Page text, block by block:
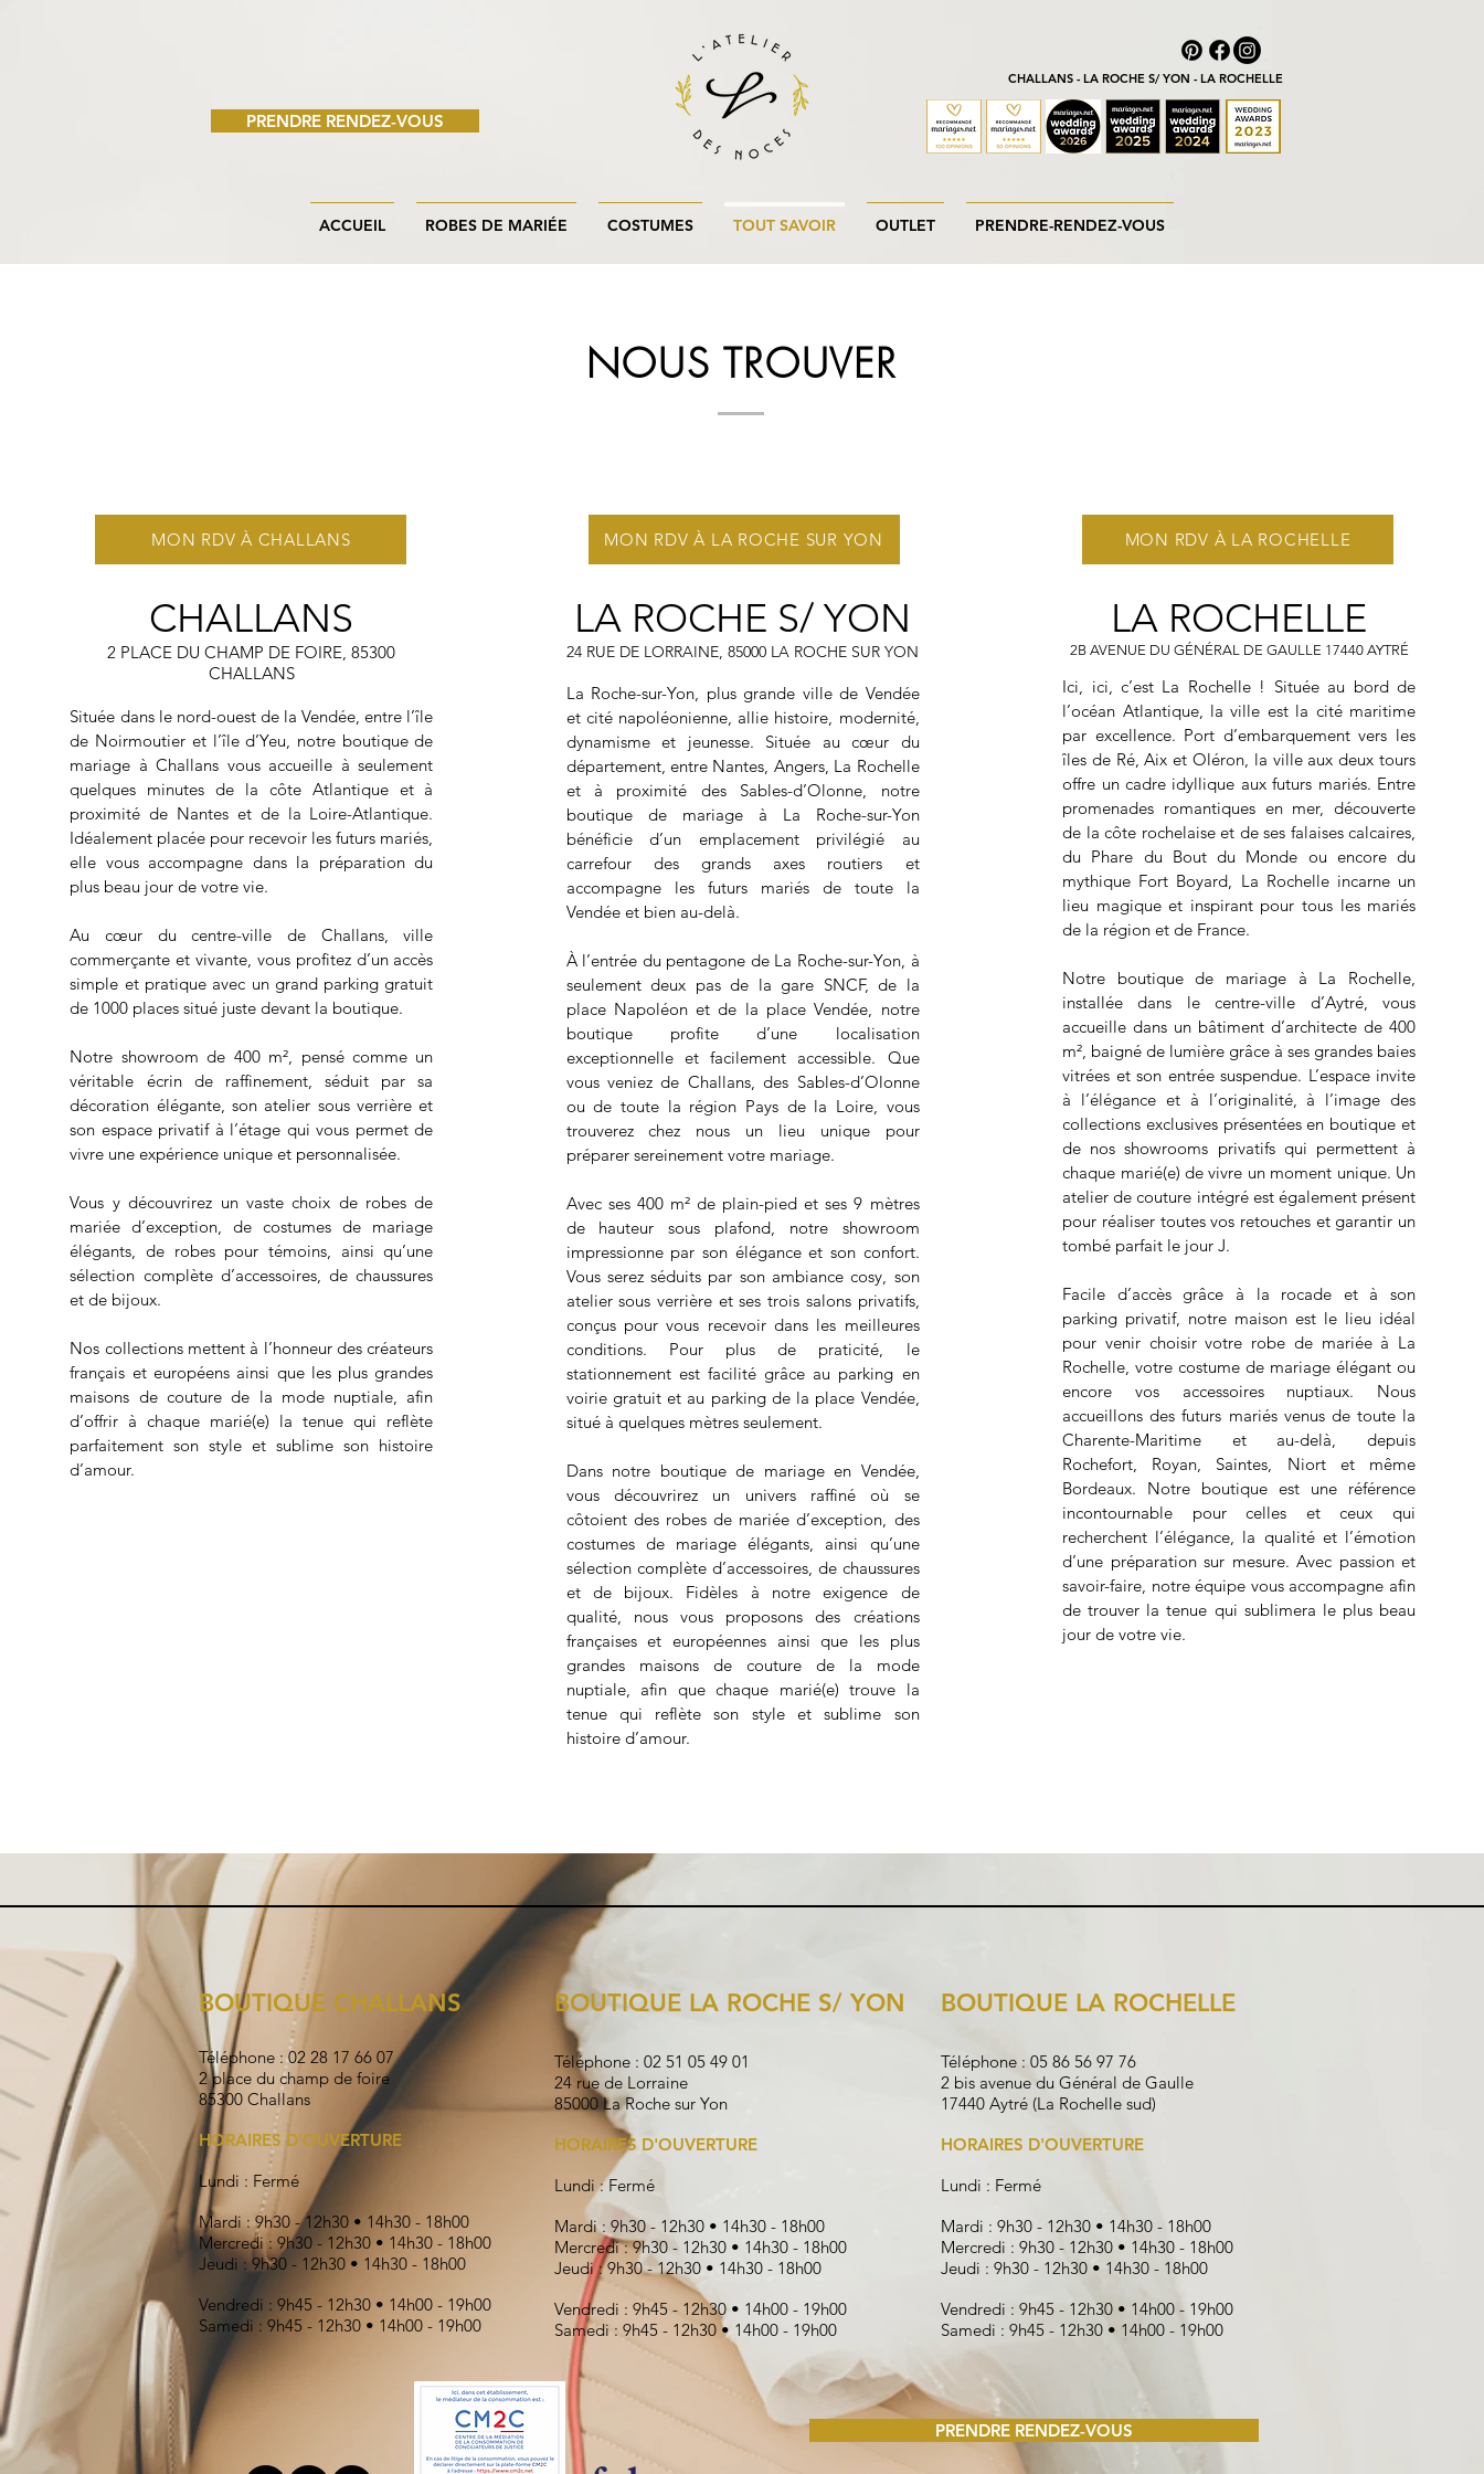
PRENDRE RENDEZ-VOUS
CHALLANS - LA ROCHE S/ YON - LA ROCHELLE
ACCUEIL ROBES DE MARIÉE COSTUMES TOUT SAVOIR OUTLET PRENDRE-RENDEZ-VOUS
NOUS TROUVER
MON RDV À CHALLANS
CHALLANS
2 PLACE DU CHAMP DE FOIRE, 85300
CHALLANS​
Située dans le nord-ouest de la Vendée, entre l’île
de Noirmoutier et l’île d’Yeu, notre boutique de
mariage à Challans vous accueille à seulement
quelques minutes de la côte Atlantique et à
proximité de Nantes et de la Loire-Atlantique.
Idéalement placée pour recevoir les futurs mariés,
elle vous accompagne dans la préparation du
plus beau jour de votre vie.
Au cœur du centre-ville de Challans, ville
commerçante et vivante, vous profitez d’un accès
simple et pratique avec un grand parking gratuit
de 1000 places situé juste devant la boutique.
Notre showroom de 400 m², pensé comme un
véritable écrin de raffinement, séduit par sa
décoration élégante, son atelier sous verrière et
son espace privatif à l’étage qui vous permet de
vivre une expérience unique et personnalisée.
Vous y découvrirez un vaste choix de robes de
mariée d’exception, de costumes de mariage
élégants, de robes pour témoins, ainsi qu’une
sélection complète d’accessoires, de chaussures
et de bijoux.
Nos collections mettent à l’honneur des créateurs
français et européens ainsi que les plus grandes
maisons de couture de la mode nuptiale, afin
d’offrir à chaque marié(e) la tenue qui reflète
parfaitement son style et sublime son histoire
d’amour.
MON RDV À LA ROCHE SUR YON
LA ROCHE S/ YON
24 RUE DE LORRAINE, 85000 LA ROCHE SUR YON​
La Roche-sur-Yon, plus grande ville de Vendée
et cité napoléonienne, allie histoire, modernité,
dynamisme et jeunesse. Située au cœur du
département, entre Nantes, Angers, La Rochelle
et à proximité des Sables-d’Olonne, notre
boutique de mariage à La Roche-sur-Yon
bénéficie d’un emplacement privilégié au
carrefour des grands axes routiers et
accompagne les futurs mariés de toute la
Vendée et bien au-delà.
À l’entrée du pentagone de La Roche-sur-Yon, à
seulement deux pas de la gare SNCF, de la
place Napoléon et de la place Vendée, notre
boutique profite d’une localisation
exceptionnelle et facilement accessible. Que
vous veniez de Challans, des Sables-d’Olonne
ou de toute la région Pays de la Loire, vous
trouverez chez nous un lieu unique pour
préparer sereinement votre mariage.
Avec ses 400 m² de plain-pied et ses 9 mètres
de hauteur sous plafond, notre showroom
impressionne par son élégance et son confort.
Vous serez séduits par son ambiance cosy, son
atelier sous verrière et ses trois salons privatifs,
conçus pour vous recevoir dans les meilleures
conditions. Pour plus de praticité, le
stationnement est facilité grâce au parking en
voirie gratuit et au parking de la place Vendée,
situé à quelques mètres seulement.
Dans notre boutique de mariage en Vendée,
vous découvrirez un univers raffiné où se
côtoient des robes de mariée d’exception, des
costumes de mariage élégants, ainsi qu’une
sélection complète d’accessoires, de chaussures
et de bijoux. Fidèles à notre exigence de
qualité, nous vous proposons des créations
françaises et européennes ainsi que les plus
grandes maisons de couture de la mode
nuptiale, afin que chaque marié(e) trouve la
tenue qui reflète son style et sublime son
histoire d’amour.
MON RDV À LA ROCHELLE
LA ROCHELLE
2B AVENUE DU GÉNÉRAL DE GAULLE 17440 AYTRÉ
Ici, ici, c’est La Rochelle ! Située au bord de
l’océan Atlantique, la ville est la cité maritime
par excellence. Port d’embarquement vers les
îles de Ré, Aix et Oléron, la ville aux deux tours
offre un cadre idyllique aux futurs mariés. Entre
promenades romantiques en mer, découverte
de la côte rochelaise et de ses falaises calcaires,
du Phare du Bout du Monde ou encore du
mythique Fort Boyard, La Rochelle incarne un
lieu magique et inspirant pour tous les mariés
de la région et de France.
Notre boutique de mariage à La Rochelle,
installée dans le centre-ville d’Aytré, vous
accueille dans un bâtiment d’architecte de 400
m², baigné de lumière grâce à ses grandes baies
vitrées et son entrée suspendue. L’espace invite
à l’élégance et à l’originalité, à l’image des
collections exclusives présentées en boutique et
de nos showrooms privatifs qui permettent à
chaque marié(e) de vivre un moment unique. Un
atelier de couture intégré est également présent
pour réaliser toutes vos retouches et garantir un
tombé parfait le jour J.
Facile d’accès grâce à la rocade et à son
parking privatif, notre maison est le lieu idéal
pour venir choisir votre robe de mariée à La
Rochelle, votre costume de mariage élégant ou
encore vos accessoires nuptiaux. Nous
accueillons des futurs mariés venus de toute la
Charente-Maritime et au-delà, depuis
Rochefort, Royan, Saintes, Niort et même
Bordeaux. Notre boutique est une référence
incontournable pour celles et ceux qui
recherchent l’élégance, la qualité et l’émotion
d’une préparation sur mesure. Avec passion et
savoir-faire, notre équipe vous accompagne afin
de trouver la tenue qui sublimera le plus beau
jour de votre vie.
BOUTIQUE CHALLANS
Téléphone : 02 28 17 66 07
2 place du champ de foire
85300 Challans
HORAIRES D'OUVERTURE
Lundi : Fermé
Mardi : 9h30 - 12h30 • 14h30 - 18h00
Mercredi : 9h30 - 12h30 • 14h30 - 18h00
Jeudi : 9h30 - 12h30 • 14h30 - 18h00
Vendredi : 9h45 - 12h30 • 14h00 - 19h00
Samedi : 9h45 - 12h30 • 14h00 - 19h00
BOUTIQUE LA ROCHE S/ YON
Téléphone : 02 51 05 49 01
24 rue de Lorraine
85000 La Roche sur Yon
HORAIRES D'OUVERTURE
Lundi : Fermé
Mardi : 9h30 - 12h30 • 14h30 - 18h00
Mercredi : 9h30 - 12h30 • 14h30 - 18h00
Jeudi : 9h30 - 12h30 • 14h30 - 18h00
Vendredi : 9h45 - 12h30 • 14h00 - 19h00
Samedi : 9h45 - 12h30 • 14h00 - 19h00
BOUTIQUE LA ROCHELLE
Téléphone : 05 86 56 97 76
2 bis avenue du Général de Gaulle
17440 Aytré (La Rochelle sud)
HORAIRES D'OUVERTURE
Lundi : Fermé
Mardi : 9h30 - 12h30 • 14h30 - 18h00
Mercredi : 9h30 - 12h30 • 14h30 - 18h00
Jeudi : 9h30 - 12h30 • 14h30 - 18h00
Vendredi : 9h45 - 12h30 • 14h00 - 19h00
Samedi : 9h45 - 12h30 • 14h00 - 19h00
PRENDRE RENDEZ-VOUS